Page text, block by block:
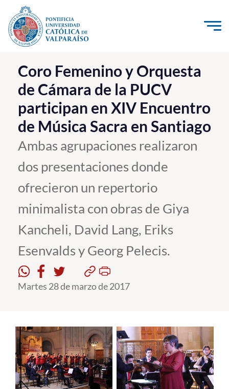
Click acá para ir directamente al contenido
La Universidad
Investigación, Creación e Innovación
PUCV Internacional
Vinculación con el Medio
Admisión
Pregrado
Postgrado
Formación Continua
Estudiantes
Académicos
English
Coro Femenino y Orquesta
de Cámara de la PUCV
participan en XIV Encuentro
de Música Sacra en Santiago
Ambas agrupaciones realizaron
dos presentaciones donde
ofrecieron un repertorio
minimalista con obras de Giya
Kancheli, David Lang, Eriks
Esenvalds y Georg Pelecis.
Martes 28 de marzo de 2017